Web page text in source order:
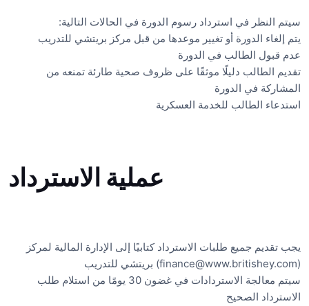
سيتم النظر في استرداد رسوم الدورة في الحالات التالية:
يتم إلغاء الدورة أو تغيير موعدها من قبل مركز بريتشي للتدريب
عدم قبول الطالب في الدورة
تقديم الطالب دليلًا موثقًا على ظروف صحية طارئة تمنعه من
المشاركة في الدورة
استدعاء الطالب للخدمة العسكرية
عملية الاسترداد
يجب تقديم جميع طلبات الاسترداد كتابيًا إلى الإدارة المالية لمركز
بريتشي للتدريب (finance@www.britishey.com)
سيتم معالجة الاستردادات في غضون 30 يومًا من استلام طلب
الاسترداد الصحيح